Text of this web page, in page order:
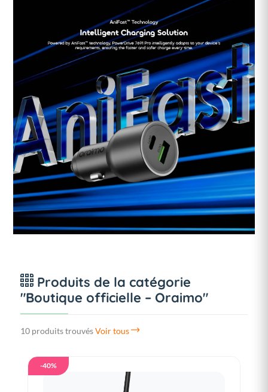
Produits de la catégorie
"Boutique officielle – Oraimo"
10 produits trouvésVoir tous
-40%